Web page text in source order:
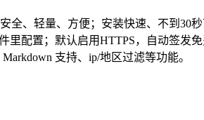
、轻量、方便；安装快速、不到30秒
配置；默认启用HTTPS，自动签发免
支持、ip/地区过滤等功能。